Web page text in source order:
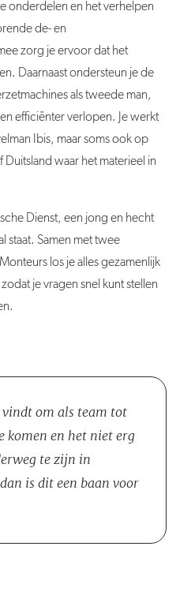
onderdelen en het verhelpen
de- en
zorg je ervoor dat het
Daarnaast ondersteun je de
als tweede man,
efficiënter verlopen. Je werkt
Ibis, maar soms ook op
waar het materieel in
Dienst, een jong en hecht
staat. Samen met twee
los je alles gezamenlijk
je vragen snel kunt stellen
om als team tot
komen en het niet erg
te zijn in
is dit een baan voor